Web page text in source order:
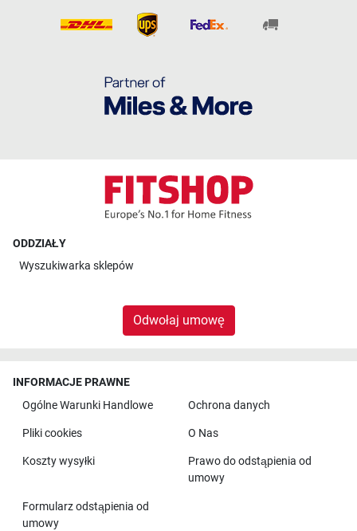
ODDZIAŁY
Wyszukiwarka sklepów
Odwołaj umowę
INFORMACJE PRAWNE
Ogólne Warunki Handlowe
Ochrona danych
Pliki cookies O Nas
Koszty wysyłki
Prawo do odstąpienia od
umowy
Formularz odstąpienia od
umowy